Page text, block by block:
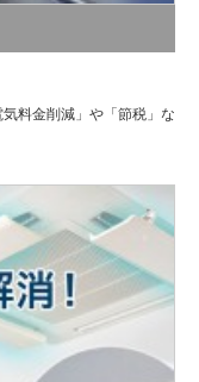
料金削減」や「節税」な